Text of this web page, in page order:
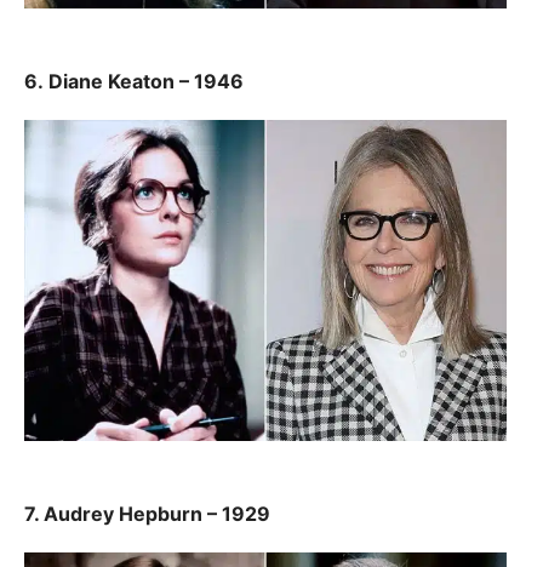
6. Diane Keaton – 1946
7. Audrey Hepburn – 1929